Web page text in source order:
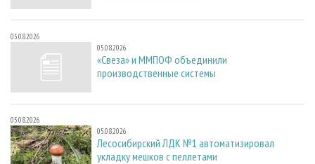
05.08.2026
05.08.2026
«Свеза» и ММПОФ объединили
производственные системы
05.08.2026
05.08.2026
Лесосибирский ЛДК №1 автоматизировал
укладку мешков с пеллетами